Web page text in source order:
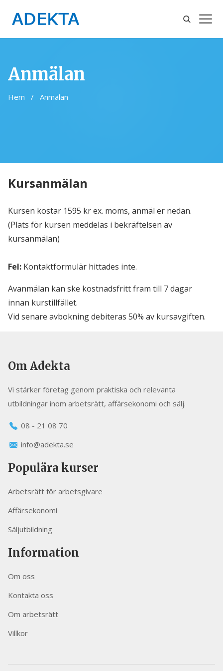
Sök
Anmälan
Hem / Anmälan
Kursanmälan
Kursen kostar 1595 kr ex. moms, anmäl er nedan.
(Plats för kursen meddelas i bekräftelsen av
kursanmälan)
Fel: Kontaktformulär hittades inte.
Avanmälan kan ske kostnadsfritt fram till 7 dagar
innan kurstillfället.
Vid senare avbokning debiteras 50% av kursavgiften.
Om Adekta
Vi stärker företag genom praktiska och relevanta
utbildningar inom arbetsrätt, affärsekonomi och sälj.
08 - 21 08 70
info@adekta.se
Populära kurser
Arbetsrätt för arbetsgivare
Affärsekonomi
Säljutbildning
Information
Om oss
Kontakta oss
Om arbetsrätt
Villkor